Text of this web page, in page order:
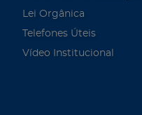
Lei Orgânica
Telefones Úteis
Vídeo Institucional